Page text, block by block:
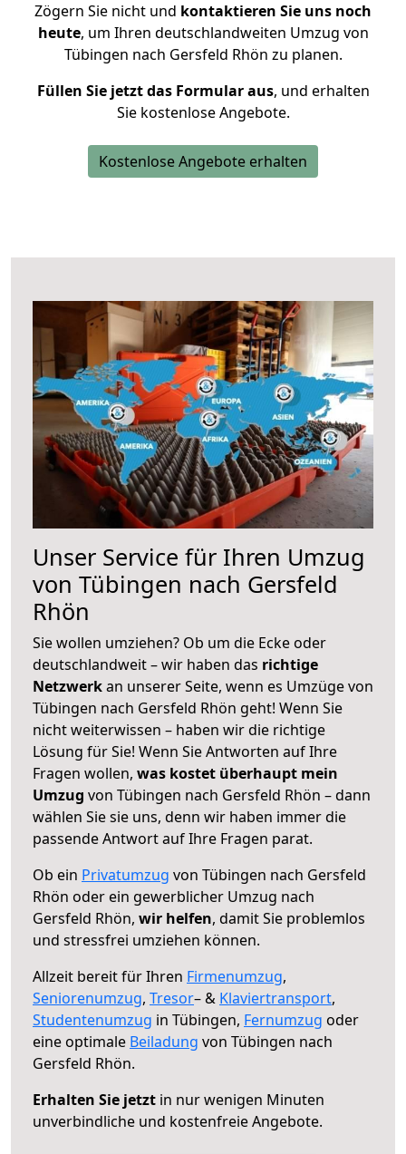
Zögern Sie nicht und kontaktieren Sie uns noch
heute, um Ihren deutschlandweiten Umzug von
Tübingen nach Gersfeld Rhön zu planen.
Füllen Sie jetzt das Formular aus, und erhalten
Sie kostenlose Angebote.
Kostenlose Angebote erhalten
Unser Service für Ihren Umzug
von Tübingen nach Gersfeld
Rhön
Sie wollen umziehen? Ob um die Ecke oder
deutschlandweit – wir haben das richtige
Netzwerkan unserer Seite, wenn es Umzüge von
Tübingen nach Gersfeld Rhön geht! Wenn Sie
nicht weiterwissen – haben wir die richtige
Lösung für Sie! Wenn Sie Antworten auf Ihre
Fragen wollen, was kostet überhaupt mein
Umzug von Tübingen nach Gersfeld Rhön – dann
wählen Sie sie uns, denn wir haben immer die
passende Antwort auf Ihre Fragen parat.
Ob ein Privatumzug von Tübingen nach Gersfeld
Rhön oder ein gewerblicher Umzug nach
Gersfeld Rhön, wir helfen, damit Sie problemlos
und stressfrei umziehen können.
Allzeit bereit für Ihren Firmenumzug,
Seniorenumzug, Tresor– & Klaviertransport,
Studentenumzug in Tübingen, Fernumzug oder
eine optimale Beiladung von Tübingen nach
Gersfeld Rhön.
Erhalten Sie jetzt in nur wenigen Minuten
unverbindliche und kostenfreie Angebote.